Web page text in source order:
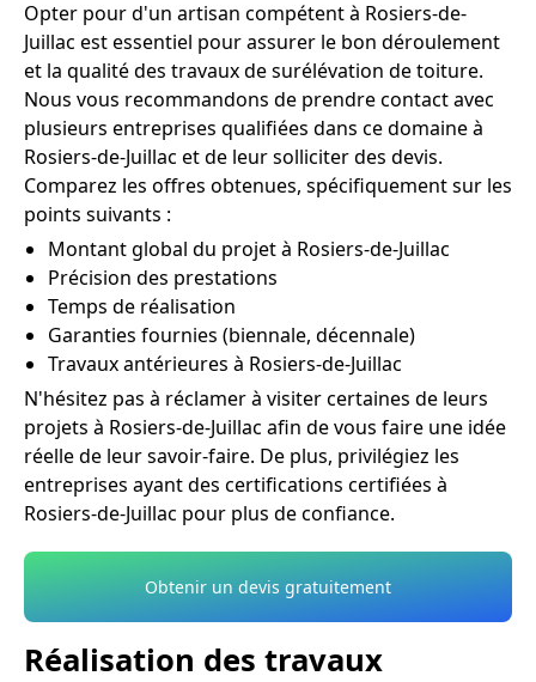
Opter pour d'un artisan compétent à Rosiers-de-
Juillac est essentiel pour assurer le bon déroulement
et la qualité des travaux de surélévation de toiture.
Nous vous recommandons de prendre contact avec
plusieurs entreprises qualifiées dans ce domaine à
Rosiers-de-Juillac et de leur solliciter des devis.
Comparez les offres obtenues, spécifiquement sur les
points suivants :
Montant global du projet à Rosiers-de-Juillac
Précision des prestations
Temps de réalisation
Garanties fournies (biennale, décennale)
Travaux antérieures à Rosiers-de-Juillac
N'hésitez pas à réclamer à visiter certaines de leurs
projets à Rosiers-de-Juillac afin de vous faire une idée
réelle de leur savoir-faire. De plus, privilégiez les
entreprises ayant des certifications certifiées à
Rosiers-de-Juillac pour plus de confiance.
Obtenir un devis gratuitement
Réalisation des travaux